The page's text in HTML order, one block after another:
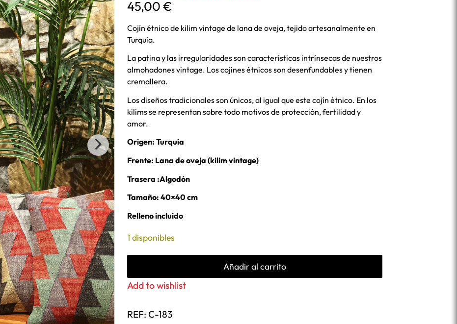
45,00€
Cojín étnico de kilim vintage de lana de oveja, tejido artesanalmente en
Turquía.
La patina y las irregularidades son características intrínsecas de nuestros
almohadones vintage. Los cojines étnicos son desenfundables y tienen
cremallera.
Los diseños tradicionales son únicos, al igual que este cojín étnico. En los
kilims se representan sobre todo motivos de protección, fertilidad y
amor.
Origen: Turquía
Frente: Lana de oveja (kilim vintage)
Trasera :Algodón
Tamaño: 40×40 cm
Relleno incluido
1 disponibles
Añadir al carrito
Add to wishlist
REF: C-183